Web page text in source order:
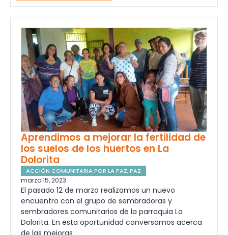
Aprendimos a mejorar la fertilidad de
los suelos de los huertos en La
Dolorita
ACCIÓN COMUNITARIA POR LA PAZ,PAZ
marzo 15, 2023
El pasado 12 de marzo realizamos un nuevo
encuentro con el grupo de sembradoras y
sembradores comunitarios de la parroquia La
Dolorita. En esta oportunidad conversamos acerca
de las mejoras